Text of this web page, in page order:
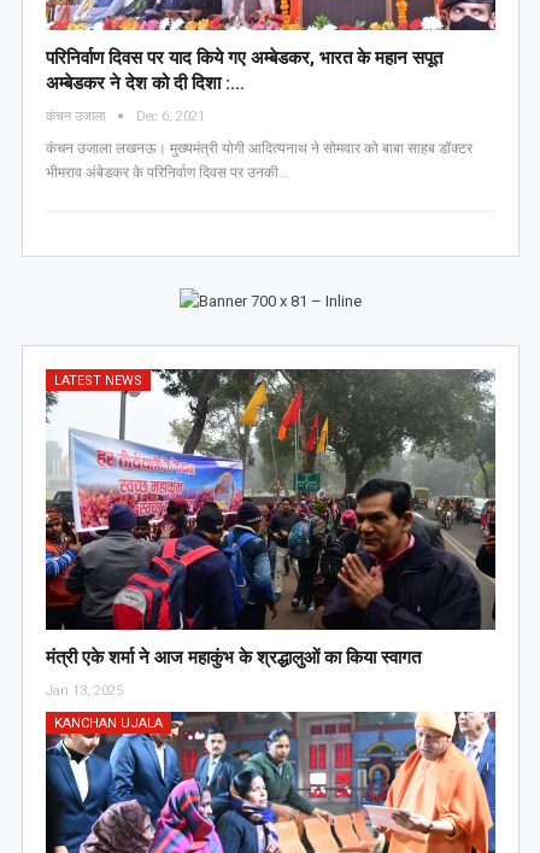
परिनिर्वाण दिवस पर याद किये गए अम्बेडकर, भारत के महान सपूत
अम्बेडकर ने देश को दी दिशा :…
कंचन उजाला Dec 6, 2021
कंचन उजाला लखनऊ। मुख्यमंत्री योगी आदित्यनाथ ने सोमवार को बाबा साहब डॉक्टर
भीमराव अंबेडकर के परिनिर्वाण दिवस पर उनकी…
LATEST NEWS
मंत्री एके शर्मा ने आज महाकुंभ के श्रद्धालुओं का किया स्वागत
Jan 13, 2025
KANCHAN UJALA